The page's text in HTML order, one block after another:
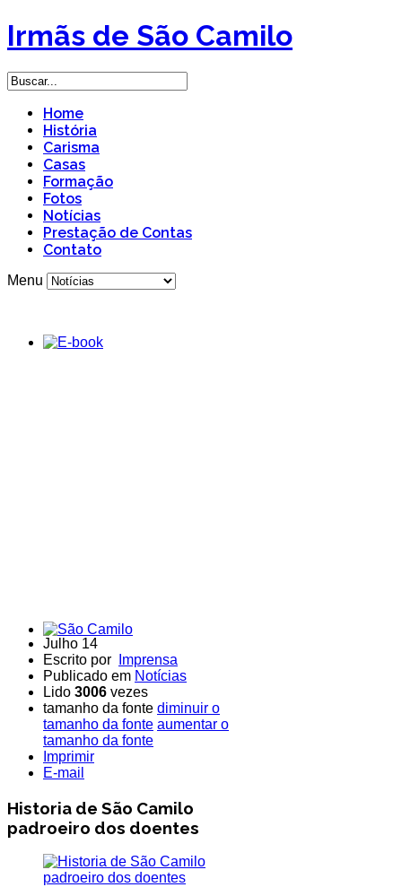
Irmãs de São Camilo
Home
História
Carisma
Casas
Formação
Fotos
Notícias
Prestação de Contas
Contato
Menu
Julho 14
Escrito por
Imprensa
Publicado em Notícias
Lido 3006 vezes
tamanho da fonte diminuir o
tamanho da fonte aumentar o
tamanho da fonte
Imprimir
E-mail
Historia de São Camilo
padroeiro dos doentes